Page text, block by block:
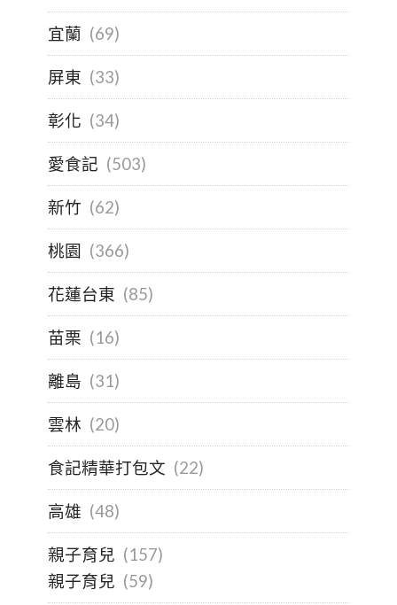
宜蘭 (69)
屏東 (33)
彰化 (34)
愛食記 (503)
新竹 (62)
桃園 (366)
花蓮台東 (85)
苗栗 (16)
離島 (31)
雲林 (20)
食記精華打包文 (22)
高雄 (48)
親子育兒 (157)
親子育兒 (59)